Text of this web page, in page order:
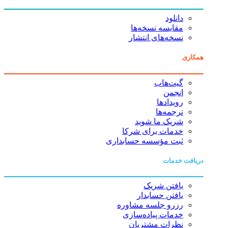
دانلود
مقایسه نسخه‌ها
نسخه‌های انتشار
همکاری
گیت‌هاب
انجمن
رویدادها
ترجمه‌ها
شریک ما شوید
خدمات برای شرکا
ثبت مؤسسه حسابداری
دریافت خدمات
یافتن شریک
یافتن حسابدار
رزرو جلسه مشاوره
خدمات پیاده‌سازی
نظرات مشتریان